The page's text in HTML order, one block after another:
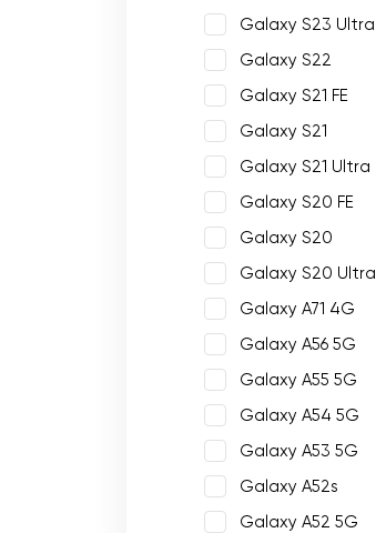
Galaxy S23 Ultra
Galaxy S22
Galaxy S21 FE
Galaxy S21
Galaxy S21 Ultra
Galaxy S20 FE
Galaxy S20
Galaxy S20 Ultra
Galaxy A71 4G
Galaxy A56 5G
Galaxy A55 5G
Galaxy A54 5G
Galaxy A53 5G
Galaxy A52s
Galaxy A52 5G